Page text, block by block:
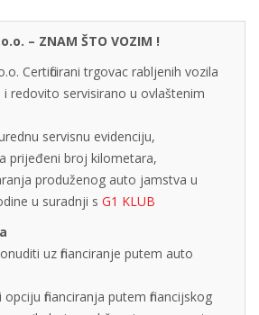
– ZNAM ŠTO VOZIM !
Certificirani trgovac rabljenih vozila
redovito servisirano u ovlaštenim
servisnu evidenciju,
prijeđeni broj kilometara,
produženog auto jamstva u
u suradnji s G1 KLUB
uz financiranje putem auto
financiranja putem financijskog